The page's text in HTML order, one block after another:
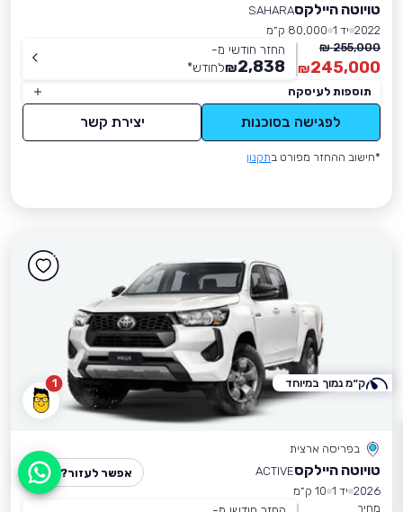
טויוטה היילקסSAHARA
2022 יד 1
80,000 ק״מ
255,000 ₪
245,000
₪
החזר חודשי מ-
2,838
₪לחודש*
תוספות לעיסקה
לפגישה בסוכנות יצירת קשר
*חישוב ההחזר מפורט בתקנון
1
בפריסה ארצית
טויוטה היילקסACTIVE
2026 יד 1
10 ק״מ
מחיר
ק״מ נמוך במיוחד
אפשר לעזור?